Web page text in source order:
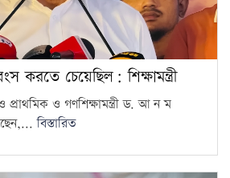
করতে চেয়েছিল: শিক্ষামন্ত্রী
প্রাথমিক ও গণশিক্ষামন্ত্রী ড. আ ন ম
বিস্তারিত